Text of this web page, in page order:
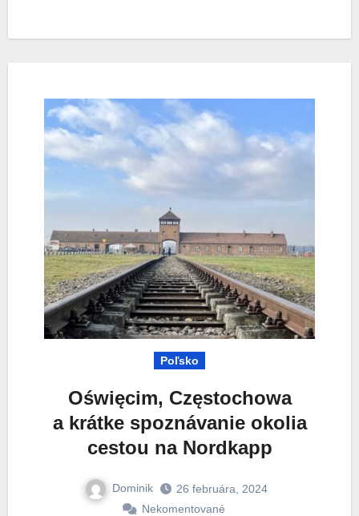
Poľsko
Oświęcim, Częstochowa
a krátke spoznávanie okolia
cestou na Nordkapp
Dominik
26 februára, 2024
Nekomentované